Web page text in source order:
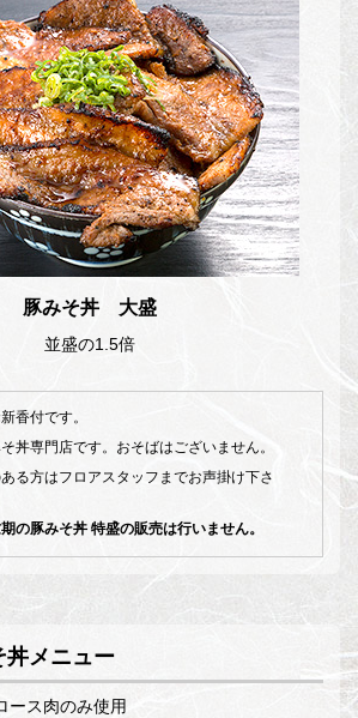
豚みそ丼 大盛
並盛の1.5倍
香付です。
丼専門店です。おそばはございません。
る方はフロアスタッフまでお声掛け下さ
の豚みそ丼 特盛の販売は行いません。
丼メニュー
ース肉のみ使用